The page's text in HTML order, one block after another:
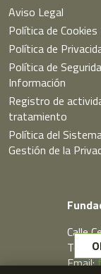
Aviso Legal
Política de Cookies
Política de
Política de
Información
Registro de
tratamiento
Política del
Gestión de la
Calle
Telf.
Email: